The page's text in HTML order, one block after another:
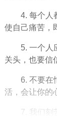
4. 每个人
使自己痛苦，
5. 一个人
关头，也要信
6. 不要在
活，会让你的
7. 我们刻